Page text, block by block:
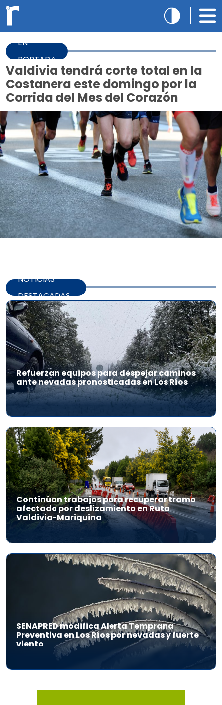
EN
PORTADA
Valdivia tendrá corte total en la
Costanera este domingo por la
Corrida del Mes del Corazón
NOTICIAS
DESTACADAS
Refuerzan equipos para despejar caminos
ante nevadas pronosticadas en Los Ríos
Continúan trabajos para recuperar tramo
afectado por deslizamiento en Ruta
Valdivia-Mariquina
SENAPRED modifica Alerta Temprana
Preventiva en Los Ríos por nevadas y fuerte
viento